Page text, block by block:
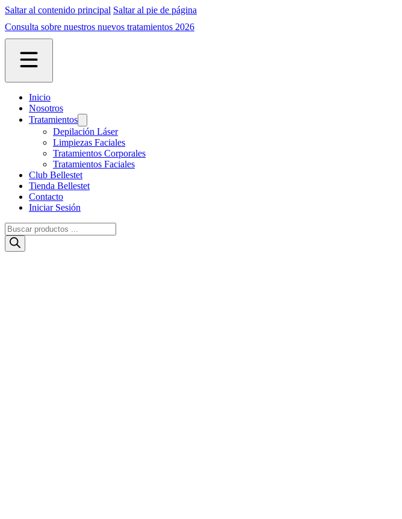
Saltar al contenido principal Saltar al pie de página
Consulta sobre nuestros nuevos tratamientos 2026
Inicio
Nosotros
Tratamientos
Depilación Láser
Limpiezas Faciales
Tratamientos Corporales
Tratamientos Faciales
Club Bellestet
Tienda Bellestet
Contacto
Iniciar Sesión
Búsqueda
de
productos